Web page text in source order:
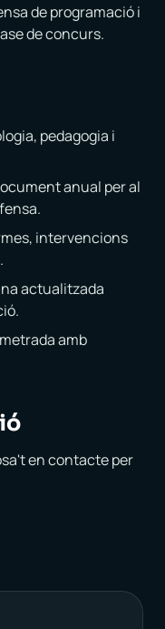
de programació i
de concurs.
pedagogia i
anual per al
intervencions
actualitzada
amb
en contacte per